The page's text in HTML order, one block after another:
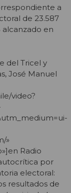
a
de 23.587
en
del Tricel y
José Manuel
video?
»
Radio
por
electoral:
resultados de